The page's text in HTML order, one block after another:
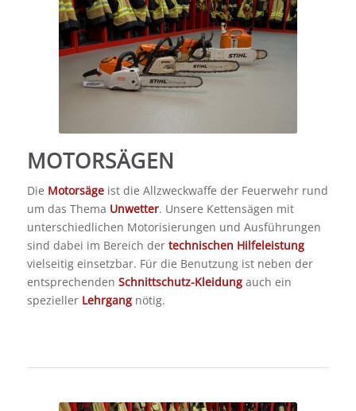
MOTORSÄGEN
Die Motorsägeist die Allzweckwaffe der Feuerwehr rund
um das Thema Unwetter. Unsere Kettensägen mit
unterschiedlichen Motorisierungen und Ausführungen
sind dabei im Bereich der technischen Hilfeleistung
vielseitig einsetzbar. Für die Benutzung ist neben der
entsprechenden Schnittschutz-Kleidungauch ein
spezieller Lehrgangnötig.